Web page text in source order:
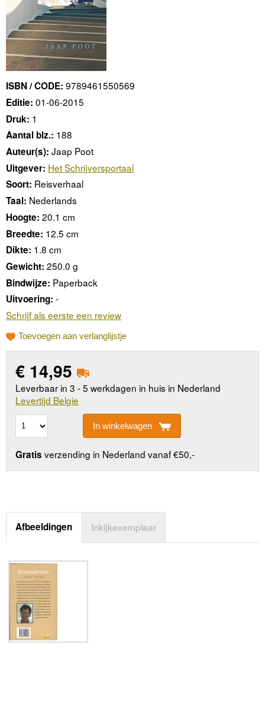
ISBN / CODE: 9789461550569
Editie: 01-06-2015
Druk: 1
Aantal blz.: 188
Auteur(s): Jaap Poot
Uitgever: Het Schrijversportaal
Soort: Reisverhaal
Taal: Nederlands
Hoogte: 20.1 cm
Breedte: 12.5 cm
Dikte: 1.8 cm
Gewicht: 250.0 g
Bindwijze: Paperback
Uitvoering: -
Schrijf als eerste een review
Toevoegen aan verlanglijstje
€ 14,95
Leverbaar in 3 - 5 werkdagen in huis in Nederland
Levertijd Belgie
In winkelwagen
Gratis verzending in Nederland vanaf €50,-
Afbeeldingen Inkijkexemplaar